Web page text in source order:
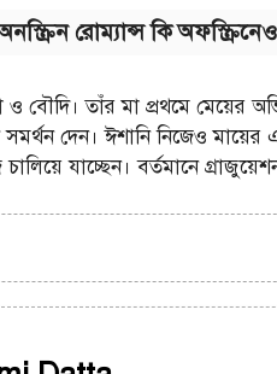
রোম্যান্স কি
ও বৌদি। তাঁর মা প্রথমে
সমর্থন দেন। ঈশানি নিজেও
যাচ্ছেন। বর্তমানে